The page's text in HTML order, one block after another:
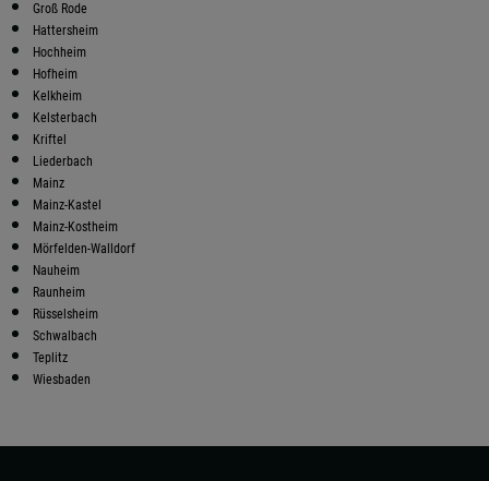
Groß Rode
Hattersheim
Hochheim
Hofheim
Kelkheim
Kelsterbach
Kriftel
Liederbach
Mainz
Mainz-Kastel
Mainz-Kostheim
Mörfelden-Walldorf
Nauheim
Raunheim
Rüsselsheim
Schwalbach
Teplitz
Wiesbaden